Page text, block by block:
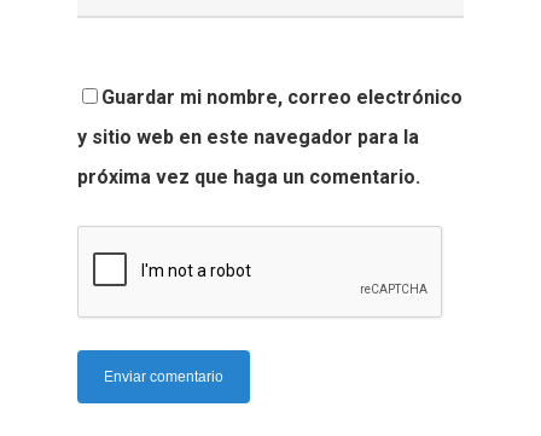
Guardar mi nombre, correo electrónico
y sitio web en este navegador para la
próxima vez que haga un comentario.